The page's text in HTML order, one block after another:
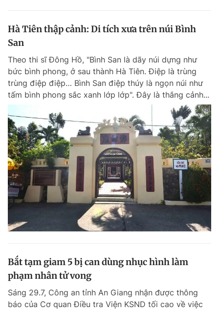
Hà Tiên thập cảnh: Di tích xưa trên núi Bình
San
Theo thi sĩ Đông Hồ, "Bình San là dãy núi dựng như
bức bình phong, ở sau thành Hà Tiên. Điệp là trùng
trùng điệp điệp… Bình San điệp thúy là ngọn núi như
tấm bình phong sắc xanh lớp lớp". Đây là thắng cảnh...
Bắt tạm giam 5 bị can dùng nhục hình làm
phạm nhân tử vong
Sáng 29.7, Công an tỉnh An Giang nhận được thông
báo của Cơ quan Điều tra Viện KSND tối cao về việc